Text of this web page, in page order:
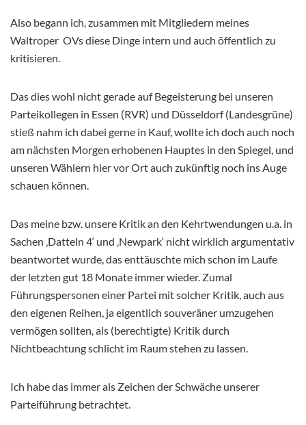
Also begann ich, zusammen mit Mitgliedern meines
Waltroper OVs diese Dinge intern und auch öffentlich zu
kritisieren.
Das dies wohl nicht gerade auf Begeisterung bei unseren
Parteikollegen in Essen (RVR) und Düsseldorf (Landesgrüne)
stieß nahm ich dabei gerne in Kauf, wollte ich doch auch noch
am nächsten Morgen erhobenen Hauptes in den Spiegel, und
unseren Wählern hier vor Ort auch zukünftig noch ins Auge
schauen können.
Das meine bzw. unsere Kritik an den Kehrtwendungen u.a. in
Sachen ‚Datteln 4‘ und ‚Newpark‘ nicht wirklich argumentativ
beantwortet wurde, das enttäuschte mich schon im Laufe
der letzten gut 18 Monate immer wieder. Zumal
Führungspersonen einer Partei mit solcher Kritik, auch aus
den eigenen Reihen, ja eigentlich souveräner umzugehen
vermögen sollten, als (berechtigte) Kritik durch
Nichtbeachtung schlicht im Raum stehen zu lassen.
Ich habe das immer als Zeichen der Schwäche unserer
Parteiführung betrachtet.